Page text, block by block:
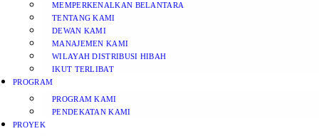
MEMPERKENALKAN BELANTARA
TENTANG KAMI
DEWAN KAMI
MANAJEMEN KAMI
WILAYAH DISTRIBUSI HIBAH
IKUT TERLIBAT
PROGRAM
PROGRAM KAMI
PENDEKATAN KAMI
PROYEK